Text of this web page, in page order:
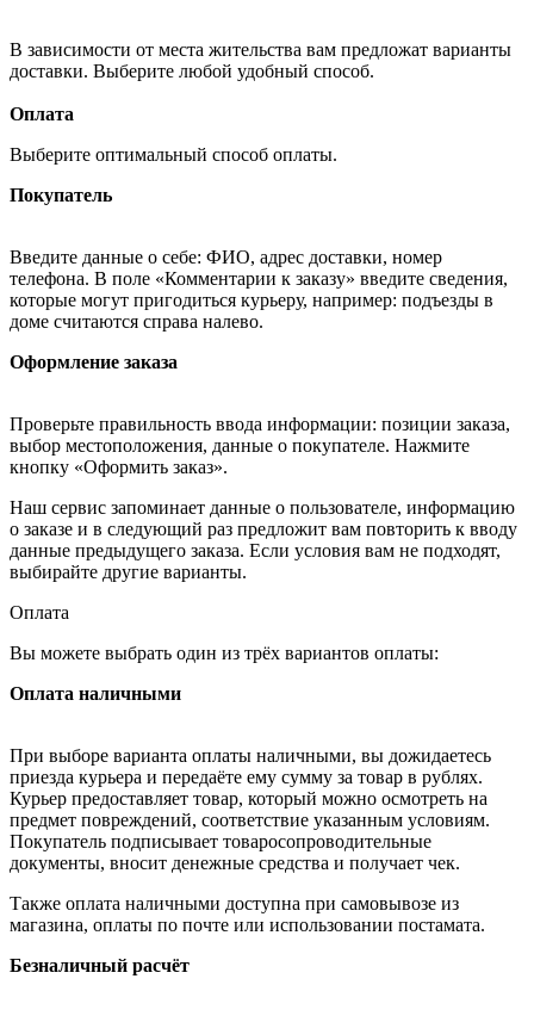
В зависимости от места жительства вам предложат варианты
доставки. Выберите любой удобный способ.
Оплата
Выберите оптимальный способ оплаты.
Покупатель
Введите данные о себе: ФИО, адрес доставки, номер
телефона. В поле «Комментарии к заказу» введите сведения,
которые могут пригодиться курьеру, например: подъезды в
доме считаются справа налево.
Оформление заказа
Проверьте правильность ввода информации: позиции заказа,
выбор местоположения, данные о покупателе. Нажмите
кнопку «Оформить заказ».
Наш сервис запоминает данные о пользователе, информацию
о заказе и в следующий раз предложит вам повторить к вводу
данные предыдущего заказа. Если условия вам не подходят,
выбирайте другие варианты.
Оплата
Вы можете выбрать один из трёх вариантов оплаты:
Оплата наличными
При выборе варианта оплаты наличными, вы дожидаетесь
приезда курьера и передаёте ему сумму за товар в рублях.
Курьер предоставляет товар, который можно осмотреть на
предмет повреждений, соответствие указанным условиям.
Покупатель подписывает товаросопроводительные
документы, вносит денежные средства и получает чек.
Также оплата наличными доступна при самовывозе из
магазина, оплаты по почте или использовании постамата.
Безналичный расчёт